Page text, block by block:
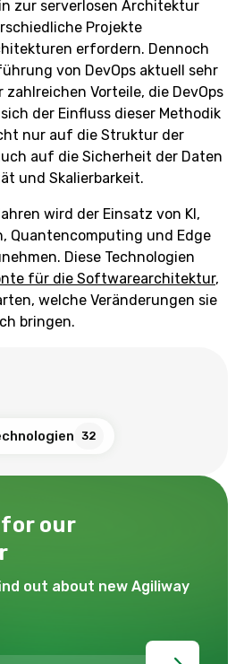
zur serverlosen Architektur
Projekte
erfordern. Dennoch
von DevOps aktuell sehr
Vorteile, die DevOps
der Einfluss dieser Methodik
nur auf die Struktur der
auf die Sicherheit der Daten
und Skalierbarkeit.
wird der Einsatz von KI,
Quantencomputing und Edge
Diese Technologien
für die Softwarearchitektur,
welche Veränderungen sie
bringen.
32
our
out about new Agiliway